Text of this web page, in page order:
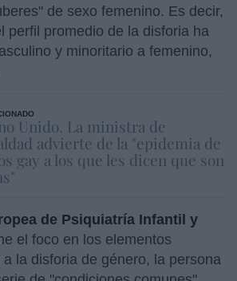
de sexo femenino. Es decir,
perfil promedio de la disforia ha
y minoritario a femenino,
Unido. La ministra de
advierte de la "epidemia de
gay a los que les dicen que son
de Psiquiatría Infantil y
el foco en los elementos
la disforia de género, la persona